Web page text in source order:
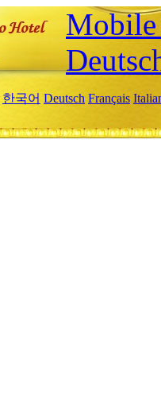
한국어 Deutsch Français